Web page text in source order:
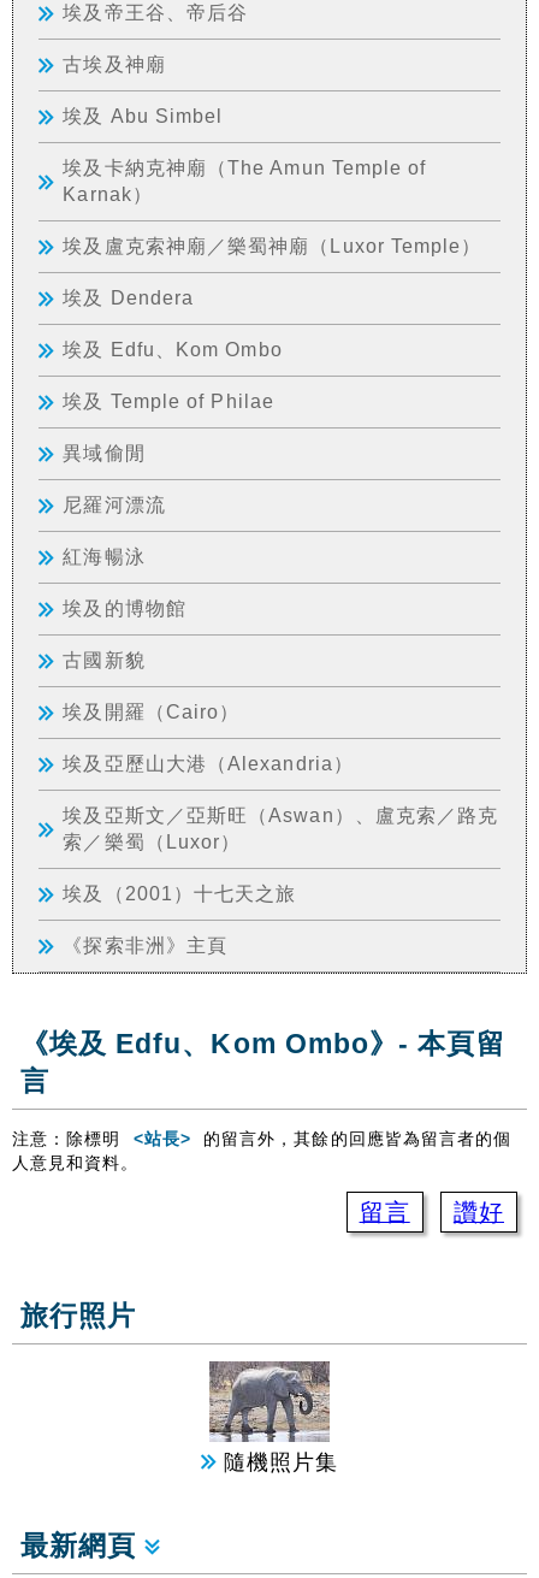
埃及帝王谷、帝后谷
古埃及神廟
埃及 Abu Simbel
埃及卡納克神廟（The Amun Temple of
Karnak）
埃及盧克索神廟／樂蜀神廟（Luxor Temple）
埃及 Dendera
埃及 Edfu、Kom Ombo
埃及 Temple of Philae
異域偷閒
尼羅河漂流
紅海暢泳
埃及的博物館
古國新貌
埃及開羅（Cairo）
埃及亞歷山大港（Alexandria）
埃及亞斯文／亞斯旺（Aswan）、盧克索／路克
索／樂蜀（Luxor）
埃及（2001）十七天之旅
《探索非洲》主頁
《埃及 Edfu、Kom Ombo》- 本頁留
言
注意：除標明 <站長>
的留言外，其餘的回應皆為留言者的個
人意見和資料。
留言 讚好
旅行照片
隨機照片集
最新網頁